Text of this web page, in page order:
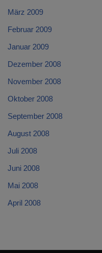
März 2009
Februar 2009
Januar 2009
Dezember 2008
November 2008
Oktober 2008
September 2008
August 2008
Juli 2008
Juni 2008
Mai 2008
April 2008